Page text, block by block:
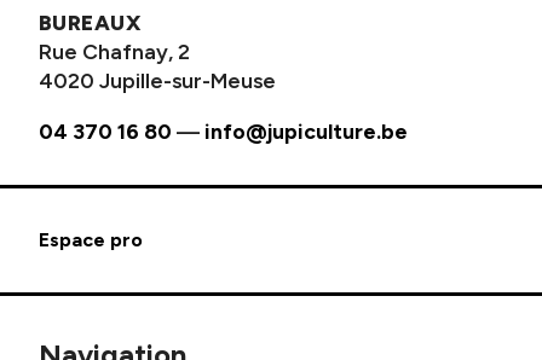
BUREAUX
Rue Chafnay, 2
4020 Jupille-sur-Meuse
04 370 16 80 — info@jupiculture.be
Espace pro